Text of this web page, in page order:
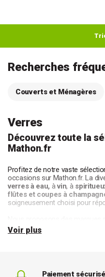
Recherches
Couverts et Ménagères
Verres
Découvrez toute la
Mathon.fr
Profitez de notre vaste
occasions sur Mathon.fr. La
verres à eau, àvin, à
flûtes et coupes à
soigneusement choisi pour
Glas, connue pour ses
pour ses verres en cristal
Pour les amateurs de bière, les
Voir plus
Paiement sécurisé